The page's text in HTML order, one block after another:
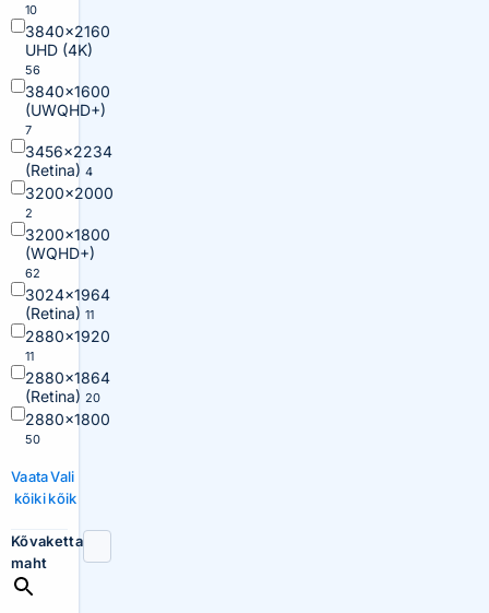
10
3840×2160
UHD (4K)
56
3840×1600
(UWQHD+)
7
3456×2234
(Retina) 4
3200×2000
2
3200×1800
(WQHD+)
62
3024×1964
(Retina) 11
2880×1920
11
2880×1864
(Retina) 20
2880×1800
50
Vaata
kõiki
Vali
kõik
Kõvaketta
maht